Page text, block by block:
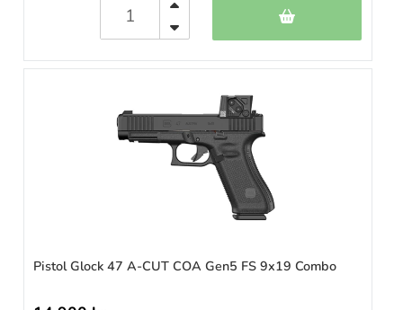
Pistol Glock 47 A-CUT COA Gen5 FS 9x19 Combo